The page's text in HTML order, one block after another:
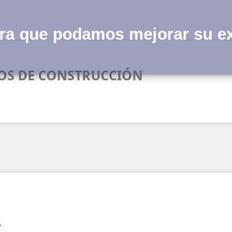
DE CONSTRUCCIÓN
que podamos mejorar su